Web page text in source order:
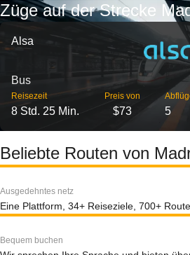
Züge auf der Strecke
Alsa
Bus
Reisezeit
8 Std. 25 Min.
Preis von
$73 5
Beliebte Routen von
Ausgedehntes netz
Eine Plattform, 34+ Reiseziele, 700+
Bequem buchen